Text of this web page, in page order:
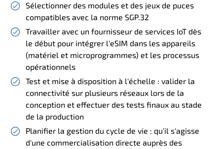
Sélectionner des modules et des jeux de puces
compatibles avec la norme SGP.32
Travailler avec un fournisseur de services IoT dès
le début pour intégrer l'eSIM dans les appareils
(matériel et microprogrammes) et les processus
opérationnels
Test et mise à disposition à l'échelle : valider la
connectivité sur plusieurs réseaux lors de la
conception et effectuer des tests finaux au stade
de la production
Planifier la gestion du cycle de vie : qu'il s'agisse
d'une commercialisation directe auprès des